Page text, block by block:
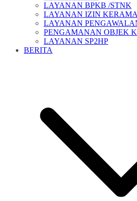
LAYANAN BPKB /STNK
LAYANAN IZIN
LAYANAN
PENGAMANAN OBJEK
LAYANAN SP2HP
BERITA